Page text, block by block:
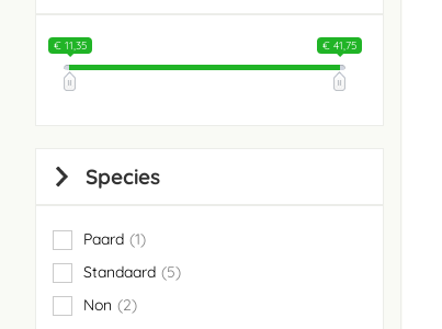
€ 11,35 € 41,75
Species
Paard 1
item
Standaard
5
items
Non
2
items